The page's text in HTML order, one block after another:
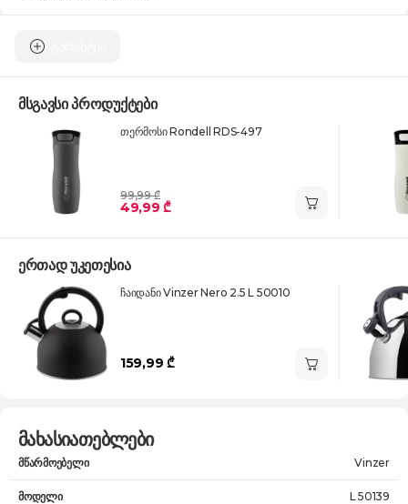
მსგავსი პროდუქტები
თერმოსი Rondell RDS-497
99,99 ₾
49,99 ₾
ერთად უკეთესია
ჩაიდანი Vinzer Nero 2.5 L 50010
159,99 ₾
მახასიათებლები
მწარმოებელი Vinzer
მოდელი L 50139